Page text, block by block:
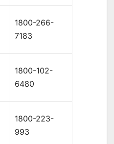
1800-266-
7183
1800-102-
6480
1800-223-
993